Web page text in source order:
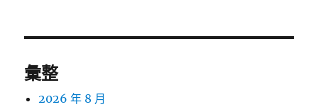
彙整
2026 年 8 月